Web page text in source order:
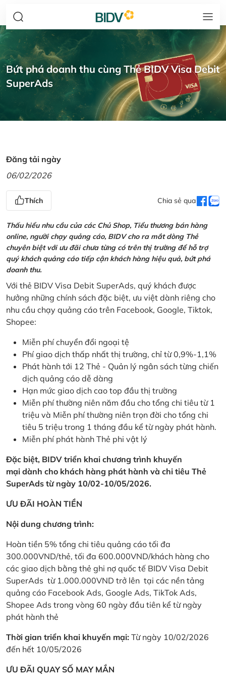
Bứt phá doanh thu cùng Thẻ BIDV Visa Debit
SuperAds
Đăng tải ngày
06/02/2026
Thích Chia sẻ qua
Thấu hiểu nhu cầu của các Chủ Shop, Tiểu thương bán hàng
online, người chạy quảng cáo, BIDV cho ra mắt dòng Thẻ
chuyên biệt với ưu đãi chưa từng có trên thị trường để hỗ trợ
quý khách quảng cáo tiếp cận khách hàng hiệu quả, bứt phá
doanh thu.
Với thẻ BIDV Visa Debit SuperAds, quý khách được
hưởng những chính sách đặc biệt, ưu việt dành riêng cho
nhu cầu chạy quảng cáo trên Facebook, Google, Tiktok,
Shopee:
Miễn phí chuyển đổi ngoại tệ
Phí giao dịch thấp nhất thị trường, chỉ từ 0,9%-1,1%
Phát hành tới 12 Thẻ - Quản lý ngân sách từng chiến
dịch quảng cáo dễ dàng
Hạn mức giao dịch cao top đầu thị trường
Miễn phí thường niên năm đầu cho tổng chi tiêu từ 1
triệu và Miễn phí thường niên trọn đời cho tổng chi
tiêu 5 triệu trong 1 tháng đầu kể từ ngày phát hành.
Miễn phí phát hành Thẻ phi vật lý
Đặc biệt, BIDV triển khai chương trình khuyến
mại dành cho khách hàng phát hành và chi tiêu Thẻ
SuperAds từ ngày 10/02-10/05/2026.
ƯU ĐÃI HOÀN TIỀN
Nội dung chương trình:
Hoàn tiền 5% tổng chi tiêu quảng cáo tối đa
300.000VND/thẻ, tối đa 600.000VND/khách hàng cho
các giao dịch bằng thẻ ghi nợ quốc tế BIDV Visa Debit
SuperAds từ 1.000.000VND trở lên tại các nền tảng
quảng cáo Facebook Ads, Google Ads, TikTok Ads,
Shopee Ads trong vòng 60 ngày đầu tiên kể từ ngày
phát hành thẻ
Thời gian triển khai khuyến mại: Từ ngày 10/02/2026
đến hết 10/05/2026
ƯU ĐÃI QUAY SỐ MAY MẮN